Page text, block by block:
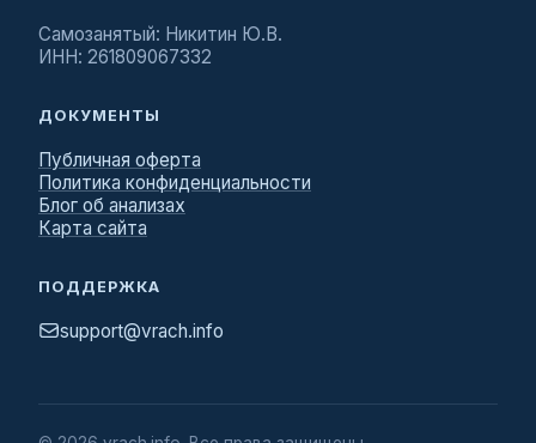
Самозанятый: Никитин Ю.В.
ИНН: 261809067332
ДОКУМЕНТЫ
Публичная оферта
Политика конфиденциальности
Блог об анализах
Карта сайта
ПОДДЕРЖКА
support@vrach.info